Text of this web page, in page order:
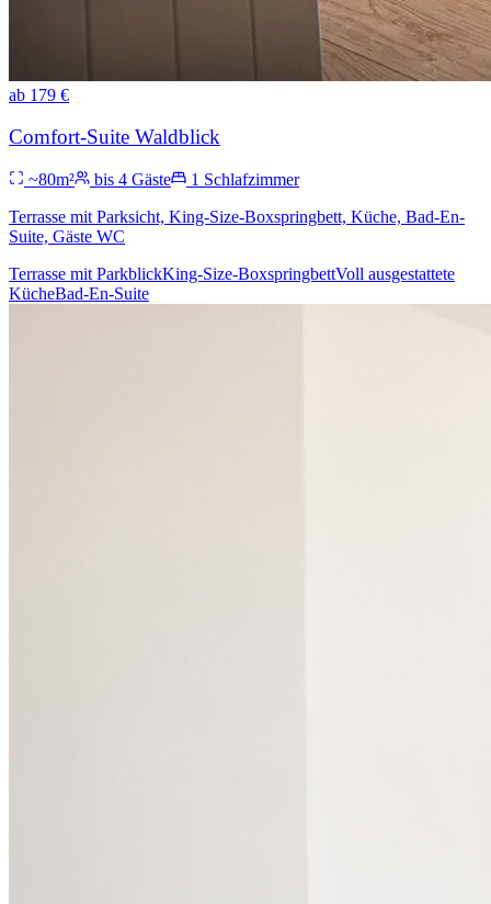
ab 179 €
Comfort-Suite Waldblick
~80m² bis 4 Gäste 1 Schlafzimmer
Terrasse mit Parksicht, King-Size-Boxspringbett, Küche, Bad-En-
Suite, Gäste WC
Terrasse mit ParkblickKing-Size-BoxspringbettVoll ausgestattete
KücheBad-En-Suite